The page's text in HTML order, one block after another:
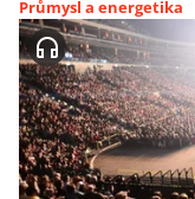
Průmysl a energetika